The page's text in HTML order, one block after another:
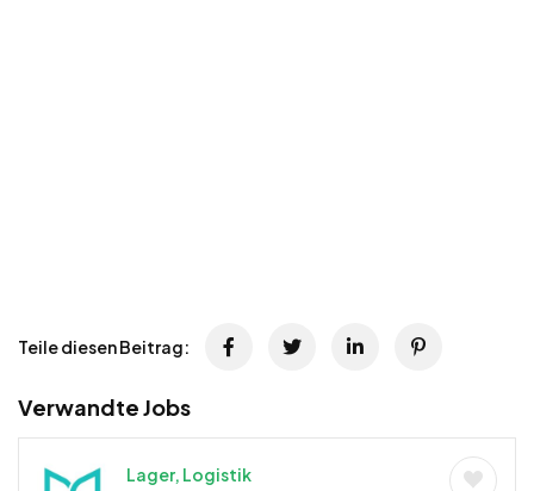
Teile diesen Beitrag:
Verwandte Jobs
Lager, Logistik